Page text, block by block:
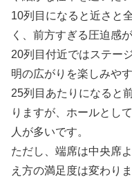
10列目になると近さと
く、前方すぎる圧迫感
20列目付近ではステー
明の広がりを楽しみや
25列目あたりになると
りますが、ホールとし
人が多いです。
ただし、端席は中央席
え方の満足度は変わりま